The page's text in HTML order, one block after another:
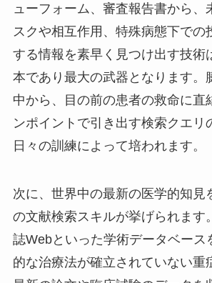
ューフォーム、審査報告書から、
スクや相互作用、特殊病態下での
する情報を素早く見つけ出す技術
本であり最大の武器となります。
中から、目の前の患者の救命に直
ンポイントで引き出す検索クエリ
日々の訓練によって培われます。
次に、世界中の最新の医学的知見
の文献検索スキルが挙げられます
誌Webといった学術データベース
的な治療法が確立されていない重